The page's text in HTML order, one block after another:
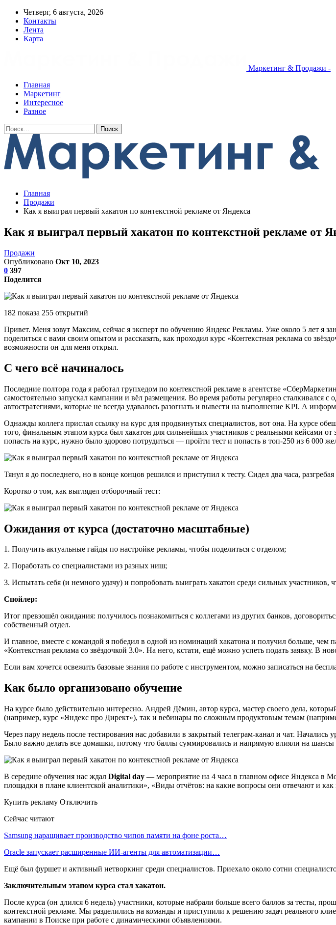
Четверг, 6 августа, 2026
Контакты
Лента
Карта
Маркетинг & Продажи -
Главная
Маркетинг
Интересное
Разное
Главная
Продажи
Как я выиграл первый хакатон по контекстной рекламе от Яндекса
Как я выиграл первый хакатон по контекстной рекламе от
Продажи
Опубликовано Окт 10, 2023
0 397
Поделится
182 показа 255 открытий
Привет. Меня зовут Максим, сейчас я эксперт по обучению Яндекс Рекламы. Уже около 5 лет я
поделиться с вами своим опытом и рассказать, как проходил курс «Контекстная реклама со
возможности он для меня открыл.
С чего всё начиналось
Последние полтора года я работал групхедом по контекстной рекламе в агентстве
самостоятельно запускал кампании и вёл размещения. Во время работы регулярно сталкивался
автостратегиями, которые не всегда удавалось разогнать и вывести на выполнение KPI. А
Однажды коллега прислал ссылку на курс для продвинутых специалистов, вот она. На курсе
того, финальным этапом курса был хакатон для сильнейших участников с реальными кейсами
попасть на курс, нужно было здорово потрудиться — пройти тест и попасть в топ-250 из 6 000
Тянул я до последнего, но в конце концов решился и приступил к тесту. Сидел два часа,
Коротко о том, как выглядел отборочный тест:
Ожидания от курса (достаточно масштабные)
1. Получить актуальные гайды по настройке рекламы, чтобы поделиться с отделом;
2. Поработать со специалистами из разных ниш;
3. Испытать себя (и немного удачу) и попробовать выиграть хакатон среди сильных участников,
Спойлер:
Итог превзошёл ожидания: получилось познакомиться с коллегами из других банков,
собственный отдел.
И главное, вместе с командой я победил в одной из номинаций хакатона и получил больше, чем
«Контекстная реклама со звёздочкой 3.0». На него, кстати, ещё можно успеть подать заявку. В
Если вам хочется освежить базовые знания по работе с инструментом, можно записаться на
Как было организовано обучение
На курсе было действительно интересно. Андрей Дёмин, автор курса, мастер своего дела,
(например, курс «Яндекс про Директ»), так и вебинары по сложным продуктовым темам
Через пару недель после тестирования нас добавили в закрытый телеграм-канал и чат.
Было важно делать все домашки, потому что баллы суммировались и напрямую влияли на шансы
В середине обучения нас ждал Digital day — мероприятие на 4 часа в главном офисе Яндекса в
площадки в плане клиентской аналитики», «Виды отчётов: на какие вопросы они отвечают и как
Купить рекламу Отключить
Сейчас читают
Samsung наращивает производство чипов памяти на фоне роста…
Oracle запускает расширенные ИИ‑агенты для автоматизации…
Ещё был фуршет и активный нетворкинг среди специалистов. Приехало около сотни
Заключительным этапом курса стал хакатон.
После курса (он длился 6 недель) участники, которые набрали больше всего баллов за тесты,
контекстной рекламе. Мы разделились на команды и приступили к решению задач реального
кампании в Поиске при работе с динамическими объявлениями.